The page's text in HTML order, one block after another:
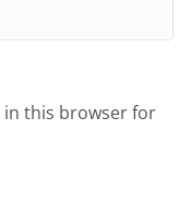
in this browser for